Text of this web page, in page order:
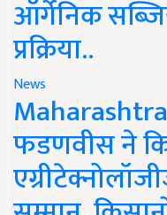
ऑर्गेनिक
प्रक्रिया..
News
फडणवीस ने